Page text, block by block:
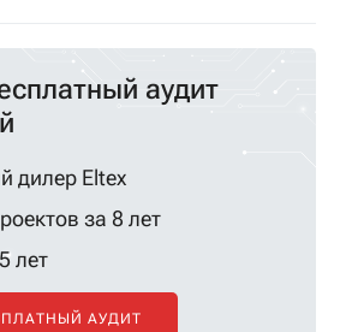
аудит
дилер Eltex
за 8 лет
лет
АУДИТ